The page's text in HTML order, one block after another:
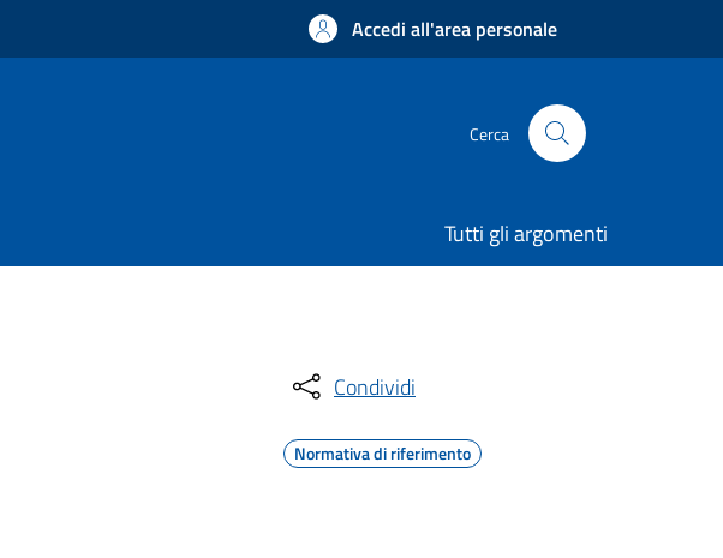
Accedi all'area personale
Cerca
Tutti gli argomenti
Condividi
Normativa di riferimento